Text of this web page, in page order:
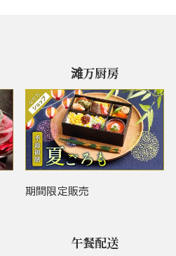
滩万厨房
期間限定販売
午餐配送